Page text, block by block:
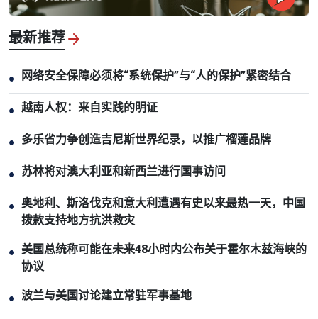
最新推荐
● 网络安全保障必须将“系统保护”与“人的保护”紧密结合
● 越南人权：来自实践的明证
● 多乐省力争创造吉尼斯世界纪录，以推广榴莲品牌
● 苏林将对澳大利亚和新西兰进行国事访问
● 奥地利、斯洛伐克和意大利遭遇有史以来最热一天，中国
拨款支持地方抗洪救灾
● 美国总统称可能在未来48小时内公布关于霍尔木兹海峡的
协议
● 波兰与美国讨论建立常驻军事基地